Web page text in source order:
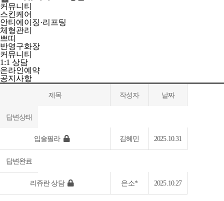
커뮤니티
스킨케어
안티에이징·리프팅
체형관리
쁘띠
반영구화장
커뮤니티
1:1 상담
온라인예약
공지사항
제목 작성자 날짜
답변상태
입술필라 김혜민 2025.10.31
답변완료
리쥬란 상담 은소* 2025.10.27